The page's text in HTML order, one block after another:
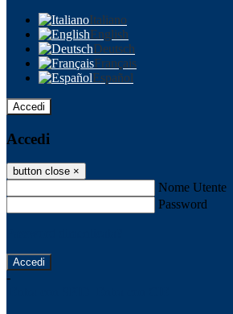
Italiano
English
Deutsch
Français
Español
Accedi
Accedi
button close ×
Nome Utente
Password
-